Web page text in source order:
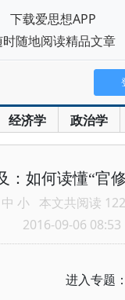
经济学 政治学
：如何读懂“官
中 小 本文共阅读
2016-09-06 08:53
进入专题：
下载爱思想APP
时随地阅读精品文章